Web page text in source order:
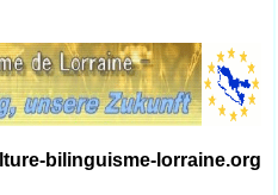
bilinguisme-lorraine.org